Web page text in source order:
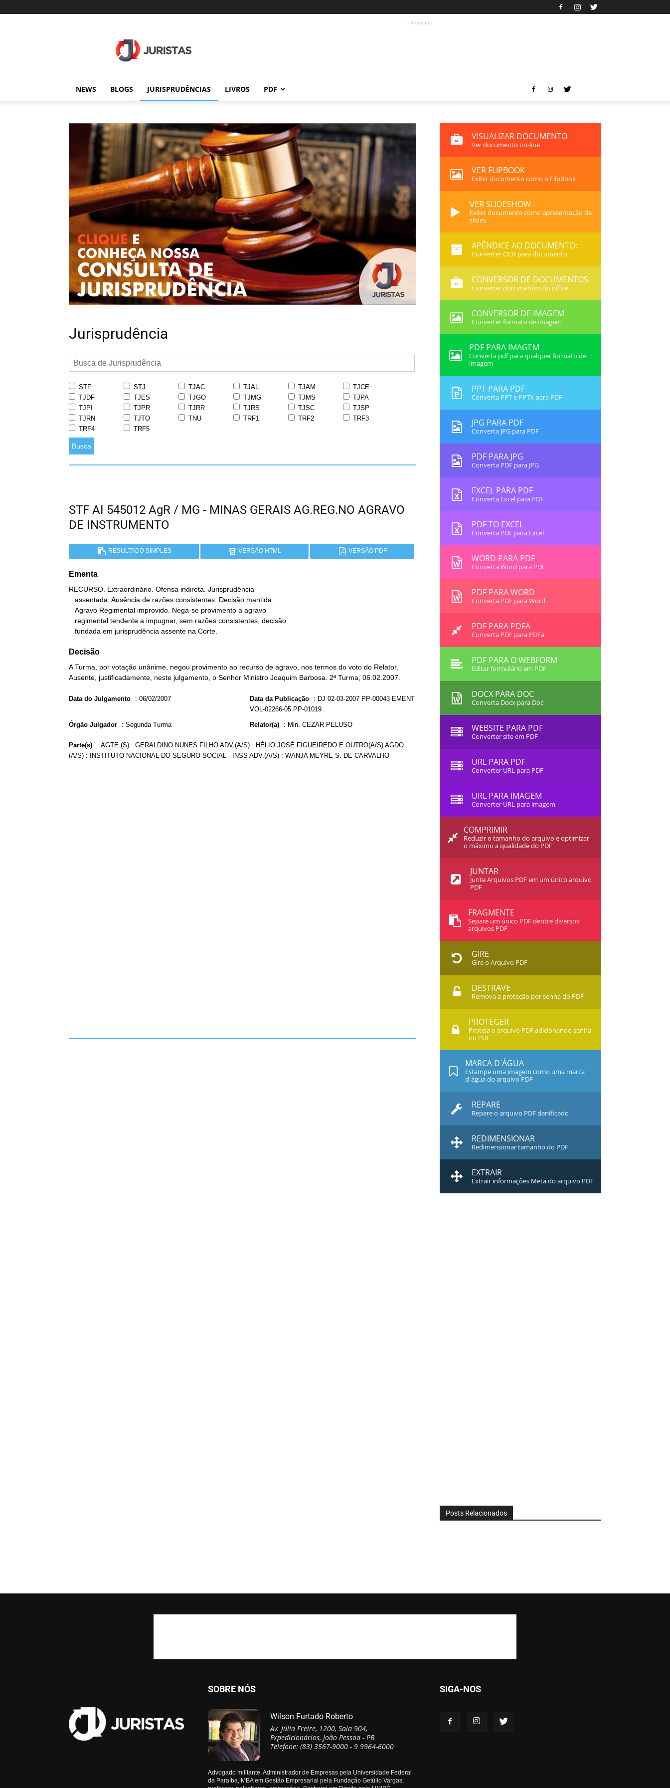
- Anúncio -
NEWS BLOGS JURISPRUDÊNCIAS LIVROS PDF
Jurisprudência
STF STJ TJAC TJAL TJAM
TJCE
TJDF
TJES TJGO TJMG TJMS
TJPA
TJPI
TJPR TJRR TJRS TJSC
TJSP
TJRN
TJTO TNU TRF1 TRF2
TRF3
TRF4
TRF5
Busca
STF AI 545012 AgR / MG - MINAS GERAIS AG.REG.NO AGRAVO
DE INSTRUMENTO
RESULTADO SIMPLES VERSÃO HTML VERSÃO PDF
Ementa
RECURSO. Extraordinário. Ofensa indireta. Jurisprudência
   fundada em jurisprudência assente na Corte.
Decisão
A Turma, por votação unânime, negou provimento ao recurso de agravo, nos termos do voto do Relator.
Ausente, justificadamente, neste julgamento, o Senhor Ministro Joaquim Barbosa. 2ª Turma, 06.02.2007.
Data do Julgamento : 06/02/2007 Data da Publicação : DJ 02-03-2007 PP-00043 EMENT
VOL-02266-05 PP-01019
Órgão Julgador : Segunda Turma Relator(a) : Min. CEZAR PELUSO
Parte(s) : AGTE.(S) : GERALDINO NUNES FILHO ADV.(A/S) : HÉLIO JOSÉ FIGUEIREDO E OUTRO(A/S) AGDO.
(A/S) : INSTITUTO NACIONAL DO SEGURO SOCIAL - INSS ADV.(A/S) : WANJA MEYRE S. DE CARVALHO
VISUALIZAR DOCUMENTO
Ver documento on-line
VER FLIPBOOK
Exibir documento como o FlipBook
VER SLIDESHOW
Exibir documento como apresentação de
slides
APÊNDICE AO DOCUMENTO:
Converter OCR para documento
CONVERSOR DE DOCUMENTOS
Converter documentos do office
CONVERSOR DE IMAGEM
Converter formato de imagem
PDF PARA IMAGEM
Converta pdf para qualquer formato de
imagem
PPT PARA PDF
Converta PPT e PPTX para PDF
JPG PARA PDF
Converta JPG para PDF
PDF PARA JPG
Converta PDF para JPG
EXCEL PARA PDF
Converta Excel para PDF
PDF TO EXCEL
Converta PDF para Excel
WORD PARA PDF
Converta Word para PDF
PDF PARA WORD
Converta PDF para Word
PDF PARA PDFA
Converta PDF para PDFa
PDF PARA O WEBFORM
Editar formulário em PDF
DOCX PARA DOC
Converta Docx para Doc
WEBSITE PARA PDF
Converter site em PDF
URL PARA PDF
Converter URL para PDF
URL PARA IMAGEM
Converter URL para imagem
COMPRIMIR
Reduzir o tamanho do arquivo e optimizar
o máximo a qualidade do PDF
JUNTAR
Junte Arquivos PDF em um único arquivo
PDF
FRAGMENTE
Separe um único PDF dentre diversos
arquivos PDF
GIRE
Gire o Arquivo PDF
DESTRAVE
Remova a proteção por senha do PDF
PROTEGER
Proteja o arquivo PDF adicionando senha
no PDF
MARCA D`ÁGUA
Estampe uma imagem como uma marca
d`água do arquivo PDF
REPARE
Repare o arquivo PDF danificado
REDIMENSIONAR
Redimensionar tamanho do PDF
EXTRAIR
Extrair informações Meta do arquivo PDF
Posts Relacionados
SOBRE NÓS
Wilson Furtado Roberto
Av. Júlia Freire, 1200, Sala 904,
Expedicionários, João Pessoa - PB
Telefone: (83) 3567-9000 - 9 9964-6000
Advogado militante, Administrador de Empresas pela Universidade Federal
da Paraíba, MBA em Gestão Empresarial pela Fundação Getúlio Vargas,
SIGA-NOS